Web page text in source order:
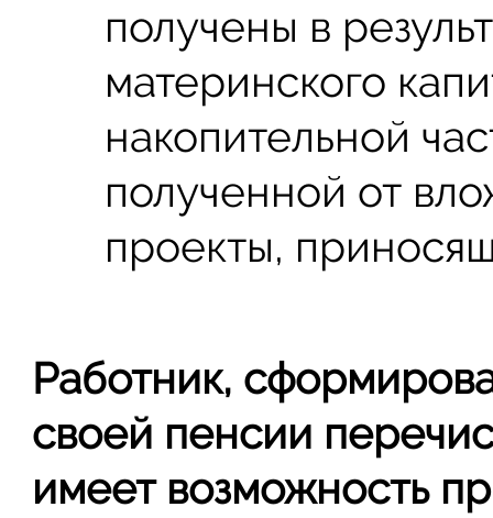
получены в
материнского
накопительной
полученной от
проекты,
Работник,
своей пенсии
имеет возможность